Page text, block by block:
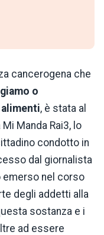
cancerogena che
o
, è stata al
Manda Rai3, lo
condotto in
dal giornalista
emerso nel corso
degli addetti alla
sostanza e i
ad essere